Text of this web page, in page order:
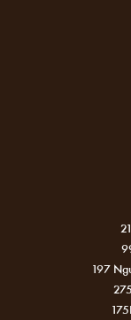
197